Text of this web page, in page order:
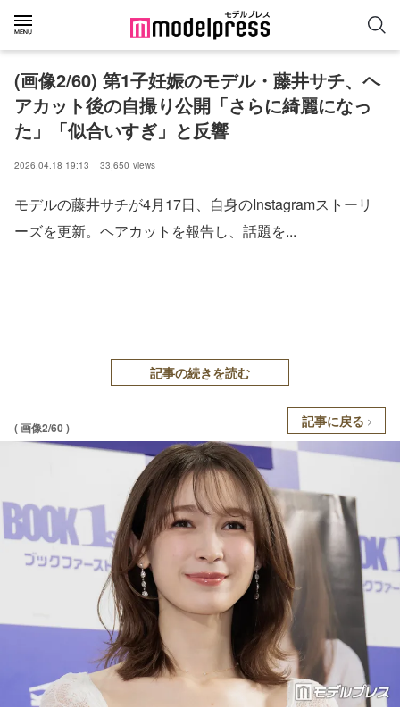
(画像2/60) 第1子妊娠のモデル・藤井サチ、ヘ
アカット後の自撮り公開「さらに綺麗になっ
た」「似合いすぎ」と反響
2026.04.18 19:13 33,650 views
モデルの藤井サチが4月17日、自身のInstagramストーリ
ーズを更新。ヘアカットを報告し、話題を...
記事の続きを読む
( 画像2/60 ) 記事に戻る